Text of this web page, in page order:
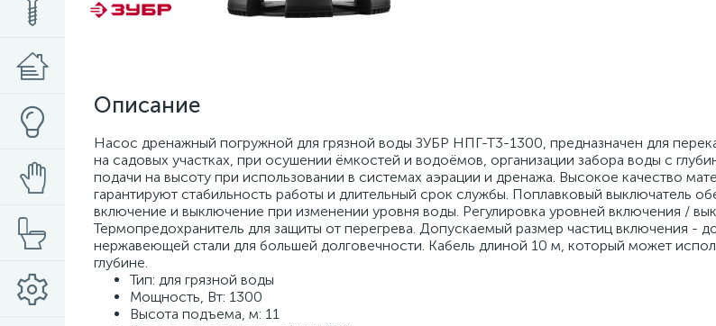
Описание
Насос дренажный погружной для грязной воды ЗУБР НПГ-Т3-1300, предназначен для
на садовых участках, при осушении ёмкостей и водоёмов, организации забора воды с
подачи на высоту при использовании в системах аэрации и дренажа. Высокое качество
гарантируют стабильность работы и длительный срок службы. Поплавковый выключатель
включение и выключение при изменении уровня воды. Регулировка уровней включения /
Термопредохранитель для защиты от перегрева. Допускаемый размер частиц включения -
нержавеющей стали для большей долговечности. Кабель длиной 10 м, который может
глубине.
Тип: для грязной воды
Мощность, Вт: 1300
Высота подъема, м: 11